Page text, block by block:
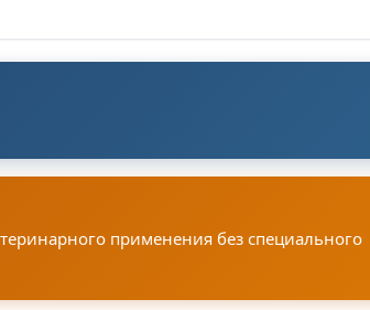
применения без специального